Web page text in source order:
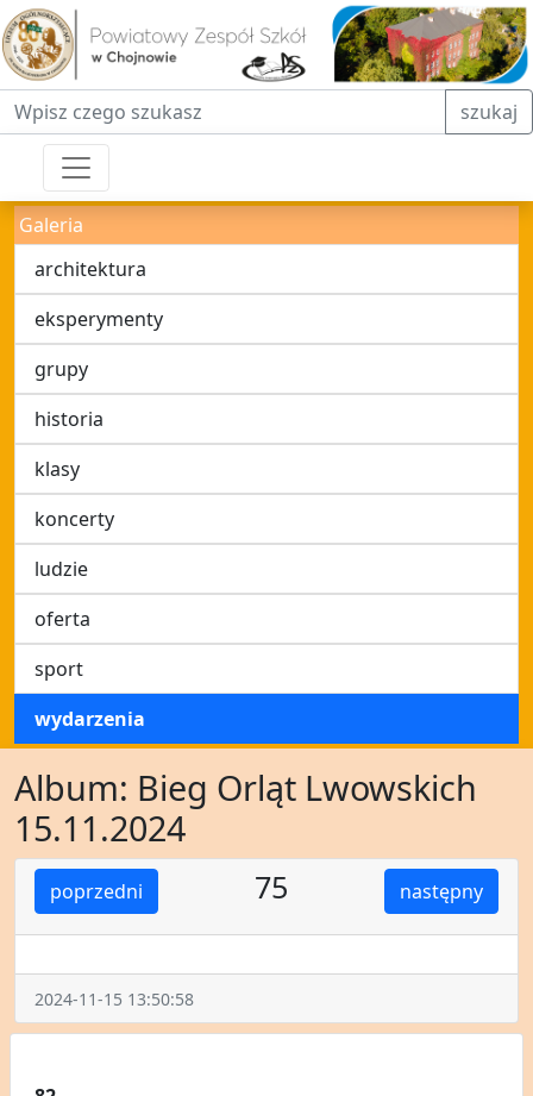
Fraza do wyszukiwania szukaj
Galeria
architektura
eksperymenty
grupy
historia
klasy
koncerty
ludzie
oferta
sport
wydarzenia
Album: Bieg Orląt Lwowskich
15.11.2024
poprzedni następny
75
2024-11-15 13:50:58